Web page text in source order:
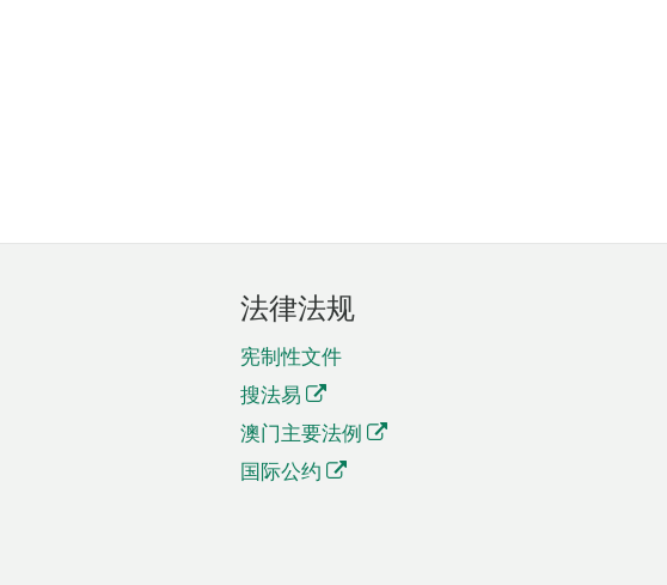
法律法规
宪制性文件
搜法易
澳门主要法例
国际公约